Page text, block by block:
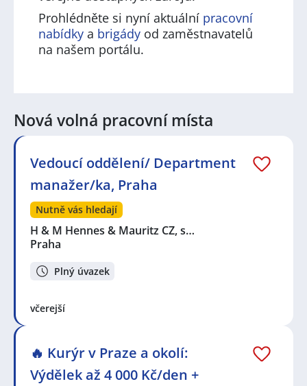
Prohlédněte si nyní aktuální pracovní
nabídky a brigády od zaměstnavatelů
na našem portálu.
Nová volná pracovní místa
Vedoucí oddělení/ Department
manažer/ka, Praha
Nutně vás hledají
H & M Hennes & Mauritz CZ, s…
Praha
Plný úvazek
včerejší
🔥 Kurýr v Praze a okolí:
Výdělek až 4 000 Kč/den +